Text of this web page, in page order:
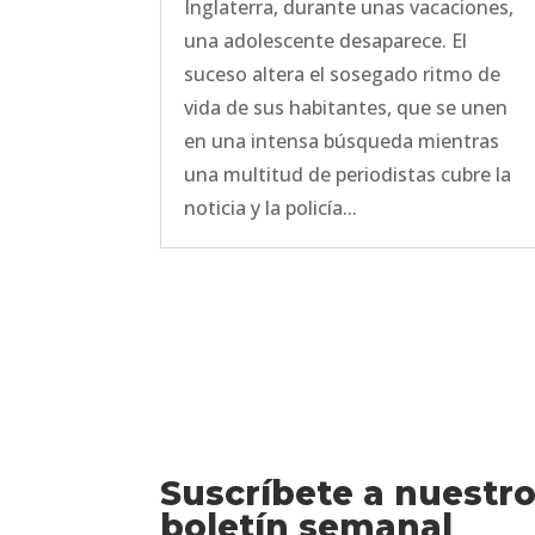
Inglaterra, durante unas vacaciones,
una adolescente desaparece. El
suceso altera el sosegado ritmo de
vida de sus habitantes, que se unen
en una intensa búsqueda mientras
una multitud de periodistas cubre la
noticia y la policía...
Suscríbete a